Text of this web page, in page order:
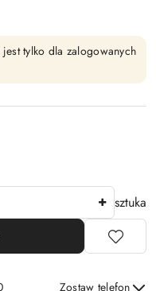
tylko dla zalogowanych
sztuka
Zostaw telefon